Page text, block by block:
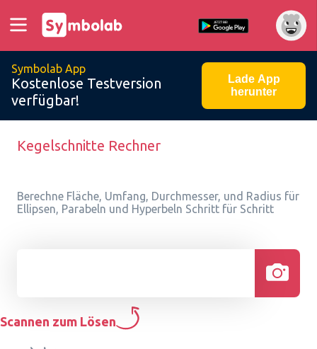
Symbolab App
Kostenlose Testversion
verfügbar!
Lade App
herunter
Kegelschnitte Rechner
Berechne Fläche, Umfang, Durchmesser, und Radius für
Ellipsen, Parabeln und Hyperbeln Schritt für Schritt
Scannen zum Lösen